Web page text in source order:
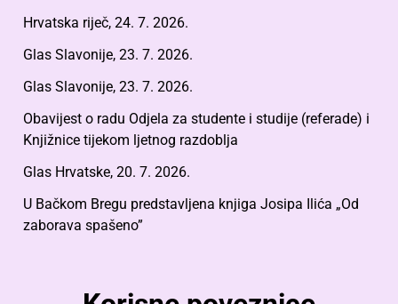
Hrvatska riječ, 24. 7. 2026.
Glas Slavonije, 23. 7. 2026.
Glas Slavonije, 23. 7. 2026.
Obavijest o radu Odjela za studente i studije (referade) i
Knjižnice tijekom ljetnog razdoblja
Glas Hrvatske, 20. 7. 2026.
U Bačkom Bregu predstavljena knjiga Josipa Ilića „Od
zaborava spašeno”